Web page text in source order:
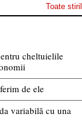
Toate
cheltuielile
de ele
variabilă cu una